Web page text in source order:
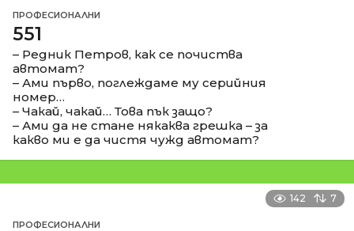
ПРОФЕСИОНАЛНИ
551
– Редник Петров, как се почиства
автомат?
– Ами първо, поглеждаме му серийния
номер…
– Чакай, чакай… Това пък защо?
– Ами да не стане някаква грешка – за
какво ми е да чистя чужд автомат?
142 7
ПРОФЕСИОНАЛНИ